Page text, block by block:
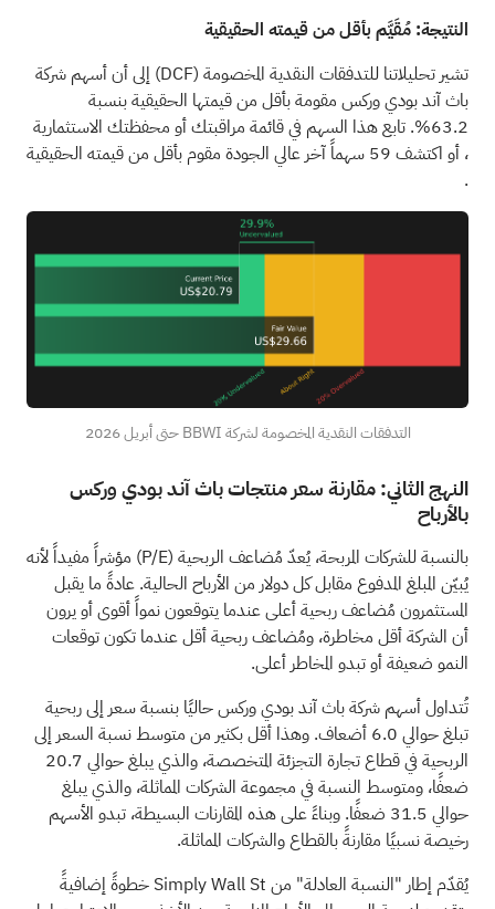
النتيجة: مُقَيَّم بأقل من قيمته الحقيقية
تشير تحليلاتنا للتدفقات النقدية المخصومة (DCF) إلى أن أسهم شركة
باث آند بودي وركس مقومة بأقل من قيمتها الحقيقية بنسبة
63.2%. تابع هذا السهم في
قائمة مراقبتكأو محفظتك الاستثمارية
، أو اكتشف 59 سهماً آخر عالي الجودة مقوم بأقل من قيمته الحقيقية
.
التدفقات النقدية المخصومة لشركة BBWI حتى أبريل 2026
النهج الثاني: مقارنة سعر منتجات باث آند بودي وركس
بالأرباح
بالنسبة للشركات المربحة، يُعدّ مُضاعف الربحية (P/E) مؤشراً مفيداً لأنه
يُبيّن المبلغ المدفوع مقابل كل دولار من الأرباح الحالية. عادةً ما يقبل
المستثمرون مُضاعف ربحية أعلى عندما يتوقعون نمواً أقوى أو يرون
أن الشركة أقل مخاطرة، ومُضاعف ربحية أقل عندما تكون توقعات
النمو ضعيفة أو تبدو المخاطر أعلى.
تُتداول أسهم شركة باث آند بودي وركس حاليًا بنسبة سعر إلى ربحية
تبلغ حوالي 6.0 أضعاف. وهذا أقل بكثير من متوسط نسبة السعر إلى
الربحية في قطاع تجارة التجزئة المتخصصة، والذي يبلغ حوالي 20.7
ضعفًا، ومتوسط النسبة في مجموعة الشركات المماثلة، والذي يبلغ
حوالي 31.5 ضعفًا. وبناءً على هذه المقارنات البسيطة، تبدو الأسهم
رخيصة نسبيًا مقارنةً بالقطاع والشركات المماثلة.
يُقدّم إطار "النسبة العادلة" من Simply Wall St خطوةً إضافيةً